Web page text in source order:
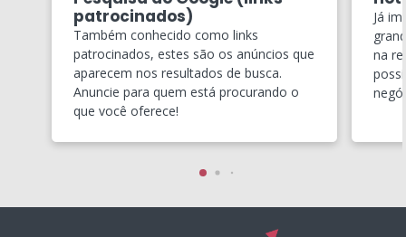
patrocinados)
Também conhecido como links
patrocinados, estes são os anúncios que
aparecem nos resultados de busca.
Anuncie para quem está procurando o
que você oferece!
Já
na